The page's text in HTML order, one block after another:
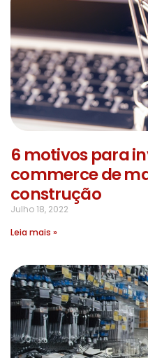
6 motivos para
commerce de
construção
Julho 18, 2022
Leia mais »